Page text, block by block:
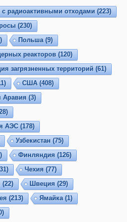
радиоактивными отходами (223)
(230)
Польша (9)
реакторов (120)
загрязненных территорий (61)
США (408)
Аравия (3)
АЭС(178)
Узбекистан (75)
Финляндия (126)
Чехия (77)
(22) Швеция (29)
(213) Ямайка (1)